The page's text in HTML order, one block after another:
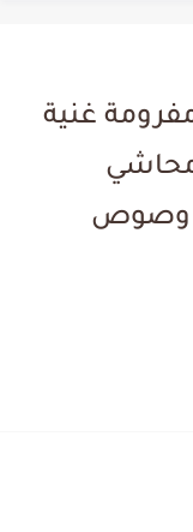
غنية
محاشي
وصوص